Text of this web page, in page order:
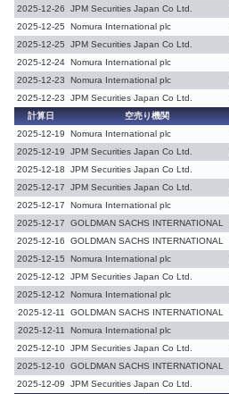
2025-12-26
JPM Securities Japan Co Ltd.
2025-12-25
Nomura International plc
2025-12-25
JPM Securities Japan Co Ltd.
2025-12-24 Nomura International plc
2025-12-23
Nomura International plc
2025-12-23
JPM Securities Japan Co Ltd.
計算日
空売り機関
2025-12-19
Nomura International plc
2025-12-19
JPM Securities Japan Co Ltd.
2025-12-18
JPM Securities Japan Co Ltd.
2025-12-17
JPM Securities Japan Co Ltd.
2025-12-17
Nomura International plc
2025-12-17
GOLDMAN SACHS INTERNATIONAL
2025-12-16 GOLDMAN SACHS INTERNATIONAL
2025-12-15
Nomura International plc
2025-12-12
JPM Securities Japan Co Ltd.
2025-12-12
Nomura International plc
2025-12-11
GOLDMAN SACHS INTERNATIONAL
2025-12-11
Nomura International plc
2025-12-10 JPM Securities Japan Co Ltd.
2025-12-10 GOLDMAN SACHS INTERNATIONAL
2025-12-09
JPM Securities Japan Co Ltd.